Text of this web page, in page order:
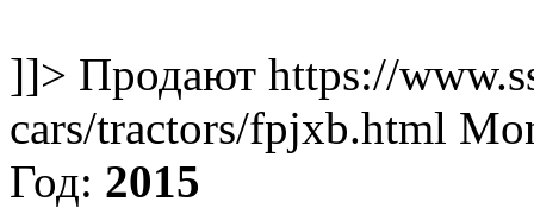
]]> Продают https://
cars/tractors/fpjxb.html
Год: 2015